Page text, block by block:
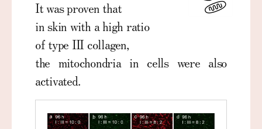
It was proven that
in skin with a high ratio
of type III collagen,
the mitochondria in cells were also
activated.